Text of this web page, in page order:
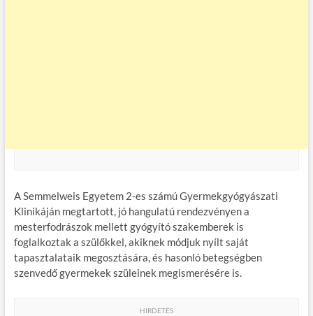
A Semmelweis Egyetem 2-es számú Gyermekgyógyászati
Klinikáján megtartott, jó hangulatú rendezvényen a
mesterfodrászok mellett gyógyító szakemberek is
foglalkoztak a szülőkkel, akiknek módjuk nyílt saját
tapasztalataik megosztására, és hasonló betegségben
szenvedő gyermekek szüleinek megismerésére is.
HIRDETÉS